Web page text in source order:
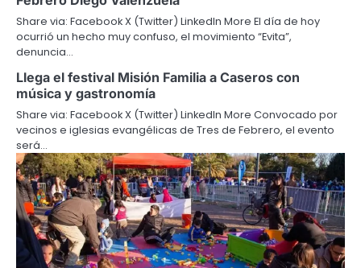
Share via: Facebook X (Twitter) LinkedIn More El día de hoy
ocurrió un hecho muy confuso, el movimiento “Evita”,
denuncia…
Llega el festival Misión Familia a Caseros con
música y gastronomía
Share via: Facebook X (Twitter) LinkedIn More Convocado por
vecinos e iglesias evangélicas de Tres de Febrero, el evento
será…